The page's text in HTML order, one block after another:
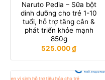
Naruto Pedia – Sữa bột
dinh dưỡng cho trẻ 1-10
tuổi, hỗ trợ tăng cân &
phát triển khỏe mạnh
850g
525.000₫